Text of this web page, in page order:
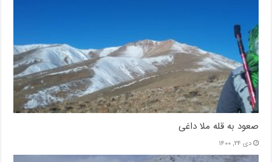
صعود به قله ملا داغی
دی ۲۴, ۱۴۰۰